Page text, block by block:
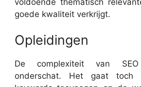
goede kwaliteit verkrijgt.
Opleidingen
De complexiteit van
onderschat. Het gaat